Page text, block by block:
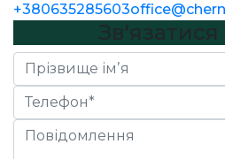
+380635285603